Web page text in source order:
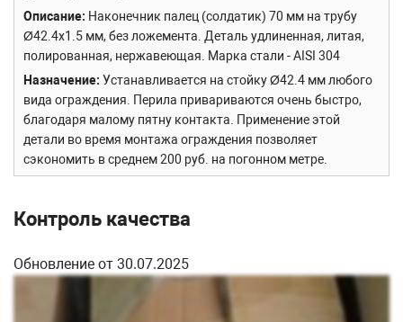
Описание Наконечник палец (солдатик) 70 мм на трубу
Ø42.4х1.5 мм, без ложемента. Деталь удлиненная, литая,
полированная, нержавеющая. Марка стали - AISI 304
Назначение Устанавливается на стойку Ø42.4 мм любого
вида ограждения. Перила привариваются очень быстро,
благодаря малому пятну контакта. Применение этой
детали во время монтажа ограждения позволяет
сэкономить в среднем 200 руб. на погонном метре.
Контроль качества
Обновление от 30.07.2025